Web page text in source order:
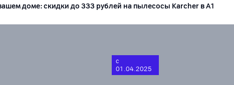
доме: скидки до 333 рублей на пылесосы Karcher в А1
с
01.04.2025